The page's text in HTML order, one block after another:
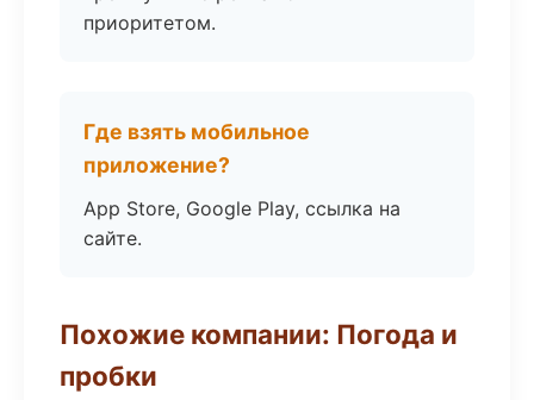
приоритетом.
Где взять мобильное
приложение?
App Store, Google Play, ссылка на
сайте.
Похожие компании: Погода и
пробки